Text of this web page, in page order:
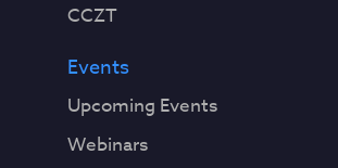
CCZT
Events
Upcoming Events
Webinars